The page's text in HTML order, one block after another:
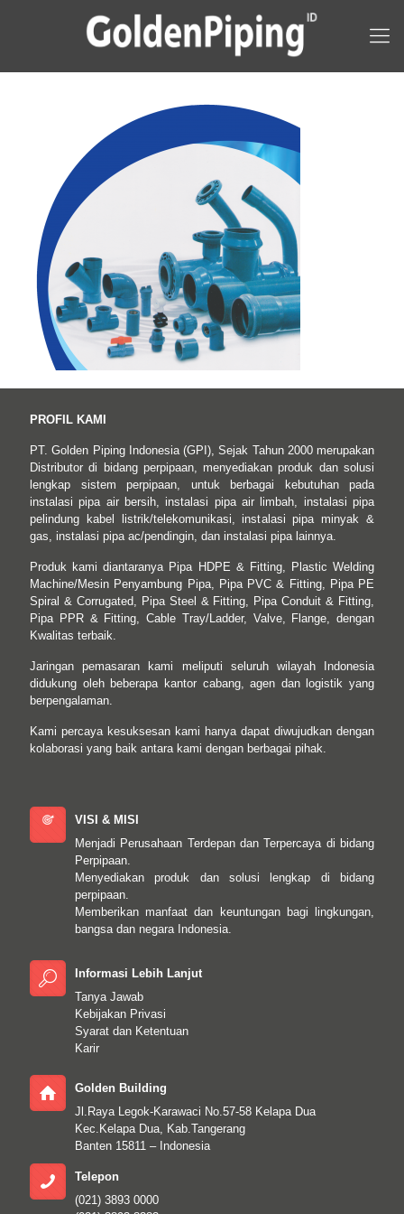
PROFIL KAMI
PT. Golden Piping Indonesia (GPI), Sejak Tahun 2000 merupakan
Distributor di bidang perpipaan, menyediakan produk dan solusi
lengkap sistem perpipaan, untuk berbagai kebutuhan pada
instalasi pipa air bersih, instalasi pipa air limbah, instalasi pipa
pelindung kabel listrik/telekomunikasi, instalasi pipa minyak &
gas, instalasi pipa ac/pendingin, dan instalasi pipa lainnya.
Produk kami diantaranya Pipa HDPE & Fitting, Plastic Welding
Machine/Mesin Penyambung Pipa, Pipa PVC & Fitting, Pipa PE
Spiral & Corrugated, Pipa Steel & Fitting, Pipa Conduit & Fitting,
Pipa PPR & Fitting, Cable Tray/Ladder, Valve, Flange, dengan
Kwalitas terbaik.
Jaringan pemasaran kami meliputi seluruh wilayah Indonesia
didukung oleh beberapa kantor cabang, agen dan logistik yang
berpengalaman.
Kami percaya kesuksesan kami hanya dapat diwujudkan dengan
kolaborasi yang baik antara kami dengan berbagai pihak.
VISI & MISI
Menjadi Perusahaan Terdepan dan Terpercaya di bidang
Perpipaan.
Menyediakan produk dan solusi lengkap di bidang
perpipaan.
Memberikan manfaat dan keuntungan bagi lingkungan,
bangsa dan negara Indonesia.
Informasi Lebih Lanjut
Tanya Jawab
Kebijakan Privasi
Syarat dan Ketentuan
Karir
Golden Building
Jl.Raya Legok-Karawaci No.57-58 Kelapa Dua
Kec.Kelapa Dua, Kab.Tangerang
Banten 15811 – Indonesia
Telepon
(021) 3893 0000